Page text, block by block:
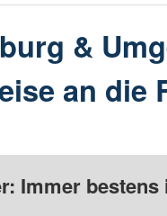
&
an die
Immer